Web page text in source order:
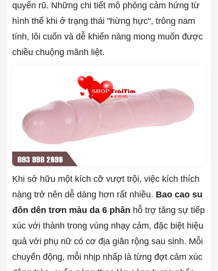
quyến rũ. Những chi tiết mô phỏng cảm hứng từ
hình thể khi ở trạng thái "hừng hực", trông nam
tính, lôi cuốn và dễ khiến nàng mong muốn được
chiều chuộng mãnh liệt.
Khi sở hữu một kích cỡ vượt trội, việc kích thích
nàng trở nên dễ dàng hơn rất nhiều. Bao cao su
đôn dên trơn màu da 6 phân hỗ trợ tăng sự tiếp
xúc với thành trong vùng nhạy cảm, đặc biệt hiệu
quả với phụ nữ có cơ địa giãn rộng sau sinh. Mỗi
chuyển động, mỗi nhịp nhấp là từng đợt cảm xúc